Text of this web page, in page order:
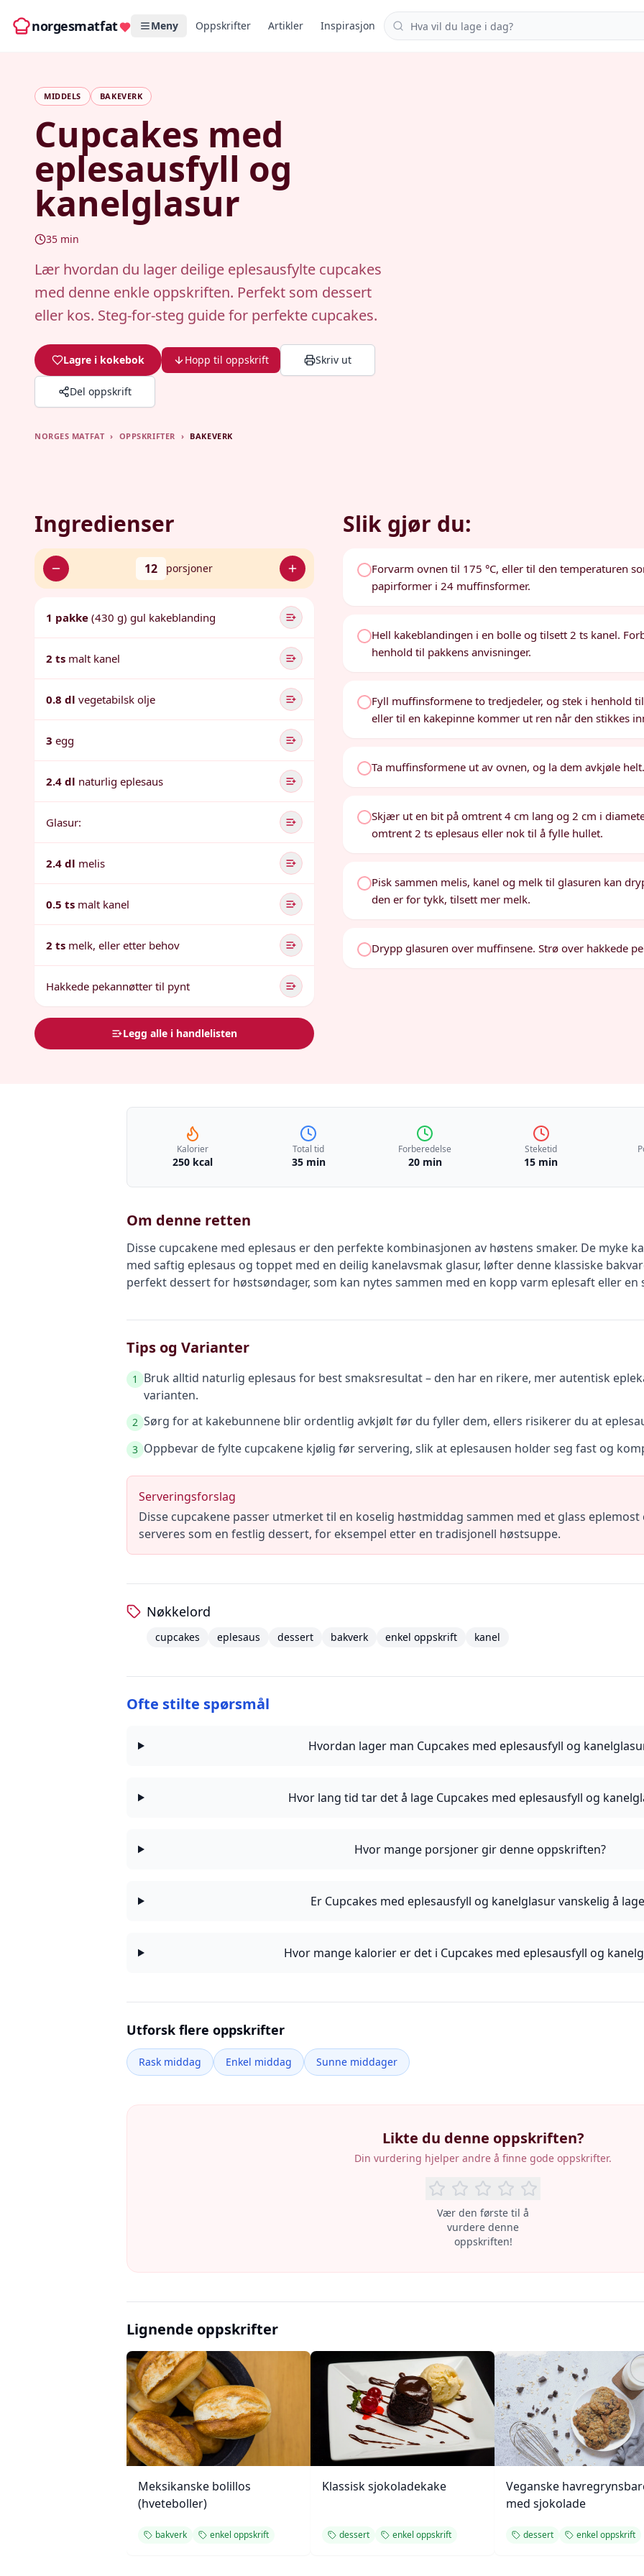
norgesmatfat Meny Oppskrifter Artikler Inspirasjon Søk i oppskrifter
MIDDELS BAKEVERK
Cupcakes med
eplesausfyll og
kanelglasur
35 min
Lær hvordan du lager deilige eplesausfylte cupcakes
med denne enkle oppskriften. Perfekt som dessert
eller kos. Steg-for-steg guide for perfekte cupcakes.
Lagre i kokebok Hopp til oppskrift Skriv ut
Del oppskrift
NORGES MATFAT › OPPSKRIFTER › BAKEVERK
Ingredienser
12 porsjoner
1 pakke (430 g) gul kakeblanding
2 ts malt kanel
0.8 dl vegetabilsk olje
3 egg
2.4 dl naturlig eplesaus
Glasur:
2.4 dl melis
0.5 ts malt kanel
2 ts melk, eller etter behov
Hakkede pekannøtter til pynt
Legg alle i handlelisten
Slik gjør du:
Forvarm ovnen til 175 °C, eller til den temperaturen
papirformer i 24 muffinsformer.
Hell kakeblandingen i en bolle og tilsett 2 ts kanel.
henhold til pakkens anvisninger.
Fyll muffinsformene to tredjedeler, og stek i henhold
eller til en kakepinne kommer ut ren når den stikkes
Ta muffinsformene ut av ovnen, og la dem avkjøle helt.
Skjær ut en bit på omtrent 4 cm lang og 2 cm i
omtrent 2 ts eplesaus eller nok til å fylle hullet.
Pisk sammen melis, kanel og melk til glasuren kan
den er for tykk, tilsett mer melk.
Drypp glasuren over muffinsene. Strø over hakkede
Kalorier
250 kcal
Total tid
35 min
Forberedelse
20 min
Steketid
15 min
Om denne retten
Disse cupcakene med eplesaus er den perfekte kombinasjonen av høstens smaker. De myke
med saftig eplesaus og toppet med en deilig kanelavsmak glasur, løfter denne klassiske
perfekt dessert for høstsøndager, som kan nytes sammen med en kopp varm eplesaft eller en
Tips og Varianter
1
Bruk alltid naturlig eplesaus for best smaksresultat – den har en rikere, mer autentisk
varianten.
2 Sørg for at kakebunnene blir ordentlig avkjølt før du fyller dem, ellers risikerer du at
3 Oppbevar de fylte cupcakene kjølig før servering, slik at eplesausen holder seg fast og
Serveringsforslag
Disse cupcakene passer utmerket til en koselig høstmiddag sammen med et glass
serveres som en festlig dessert, for eksempel etter en tradisjonell høstsuppe.
Nøkkelord
cupcakes eplesaus dessert bakverk enkel oppskrift kanel
Ofte stilte spørsmål
Hvordan lager man Cupcakes med eplesausfyll og
Hvor lang tid tar det å lage Cupcakes med eplesausfyll og
Hvor mange porsjoner gir denne oppskriften?
Er Cupcakes med eplesausfyll og kanelglasur vanskelig å
Hvor mange kalorier er det i Cupcakes med eplesausfyll og
Utforsk flere oppskrifter
Rask middag Enkel middag Sunne middager
Likte du denne oppskriften?
Din vurdering hjelper andre å finne gode oppskrifter.
Vær den første til å
vurdere denne
oppskriften!
Lignende oppskrifter
Meksikanske bolillos
(hveteboller)
bakverk enkel oppskrift
Klassisk sjokoladekake
dessert enkel oppskrift
Veganske
med sjokolade
dessert enkel oppskrift